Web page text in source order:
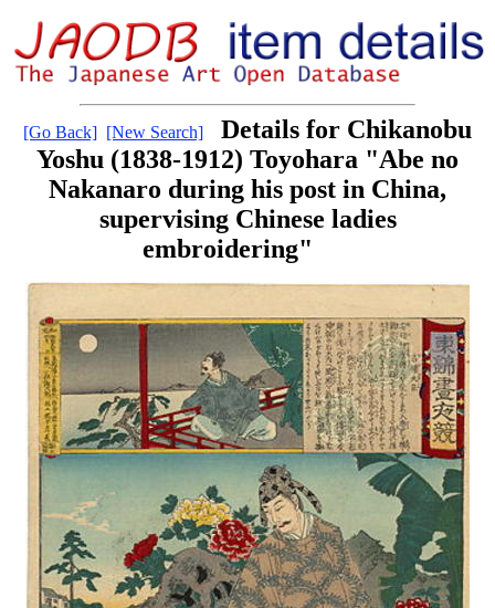
[Go Back] [New Search]
Details for Chikanobu
Yoshu (1838-1912) Toyohara "Abe no
Nakanaro during his post in China,
supervising Chinese ladies
embroidering"